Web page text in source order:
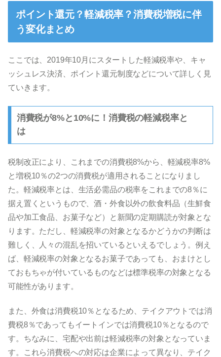
ポイント還元？軽減税率？消費税増税に伴
う変化まとめ
ここでは、2019年10月にスタートした軽減税率や、キャ
ッシュレス決済、ポイント還元制度などについて詳しく見
ていきます。
消費税が8%と10%に！消費税の軽減税率と
は
税制改正により、これまでの消費税8%から、軽減税率8%
と増税10％の2つの消費税が適用されることになりまし
た。軽減税率とは、生活必需品の税率をこれまでの8％に
据え置くというもので、酒・外食以外の飲食料品（生鮮食
品や加工食品、お菓子など）と新聞の定期購読が対象とな
ります。ただし、軽減税率の対象となるかどうかの判断は
難しく、人々の混乱を招いているといえるでしょう。例え
ば、軽減税率の対象となるお菓子であっても、おまけとし
ておもちゃが付いているものなどは標準税率の対象となる
可能性があります。
また、外食は消費税10％となるため、テイクアウトでは消
費税8％であってもイートインでは消費税10％となるので
す。ちなみに、宅配や出前は軽減税率の対象となっていま
す。これら消費税への対応は企業によって異なり、テイク